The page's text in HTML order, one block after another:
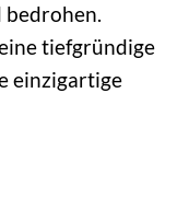
bedrohen.
tiefgründige
einzigartige